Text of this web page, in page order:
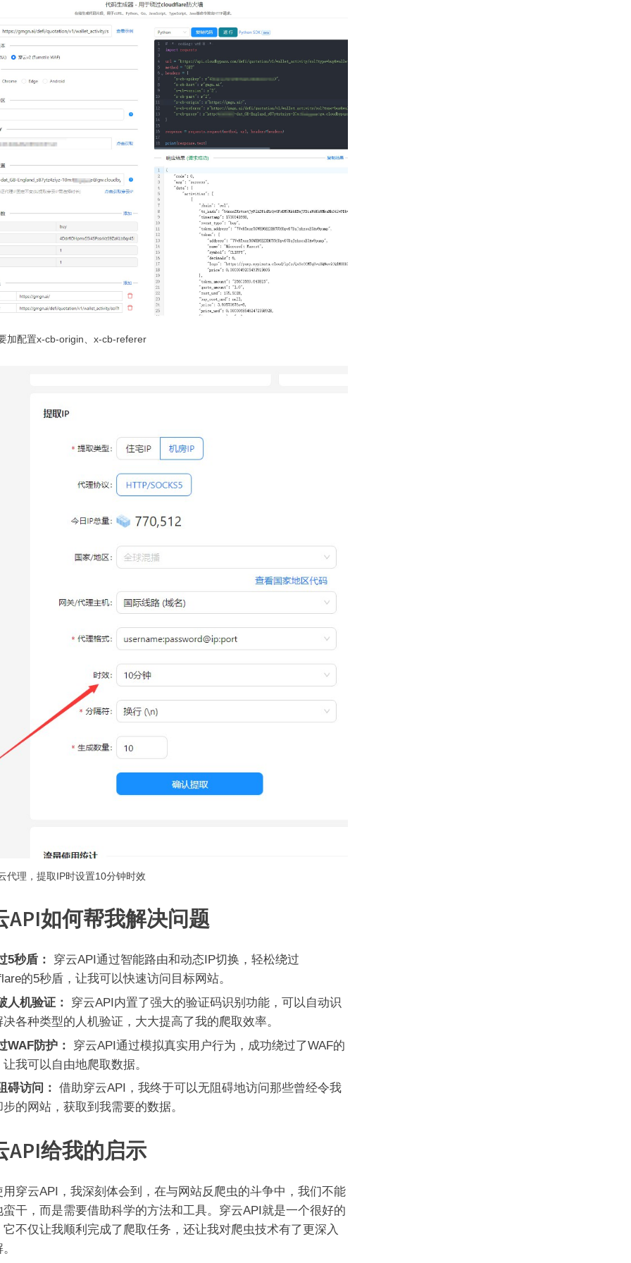
加配置x-cb-origin、x-cb-referer
代理，提取IP时设置10分钟时效
API如何帮我解决问题
5秒盾：
穿云API通过智能路由和动态IP切换，轻松绕过
的5秒盾，让我可以快速访问目标网站。
人机验证：
穿云API内置了强大的验证码识别功能，可以自动识
各种类型的人机验证，大大提高了我的爬取效率。
WAF防护：
穿云API通过模拟真实用户行为，成功绕过了WAF的
我可以自由地爬取数据。
碍访问： 借助穿云API，我终于可以无阻碍地访问那些曾经令我
的网站，获取到我需要的数据。
API给我的启示
用穿云API，我深刻体会到，在与网站反爬虫的斗争中，我们不能
蛮干，而是需要借助科学的方法和工具。穿云API就是一个很好的
它不仅让我顺利完成了爬取任务，还让我对爬虫技术有了更深入